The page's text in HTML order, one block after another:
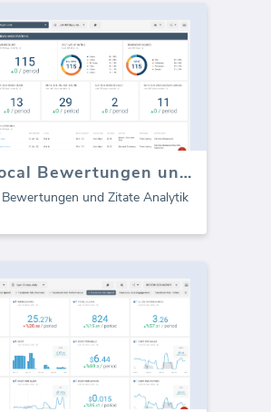
BrightLocal Bewertungen und Zitate (Bericht)
und Zitate Analytik